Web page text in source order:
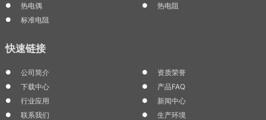
热电偶
热电阻
标准电阻
快速链接
公司简介
资质荣誉
下载中心
产品FAQ
行业应用
新闻中心
联系我们
生产环境